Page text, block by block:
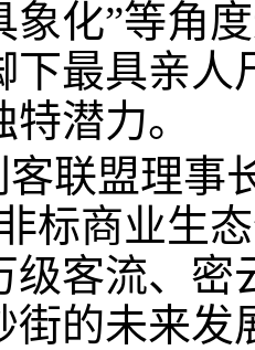
象化”等角
下最具亲人
潜力。
联盟理事
标商业生
级客流、密
街的未来发